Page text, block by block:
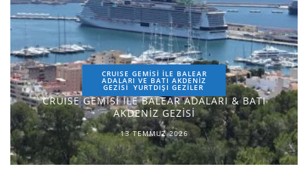
CRUISE GEMİSİ İLE BALEAR
ADALARI VE BATI AKDENİZ
GEZİSİ YURTDIŞI GEZILER
CRUISE GEMİSİ İLE BALEAR ADALARI & BATI
AKDENİZ GEZİSİ
13 TEMMUZ 2026